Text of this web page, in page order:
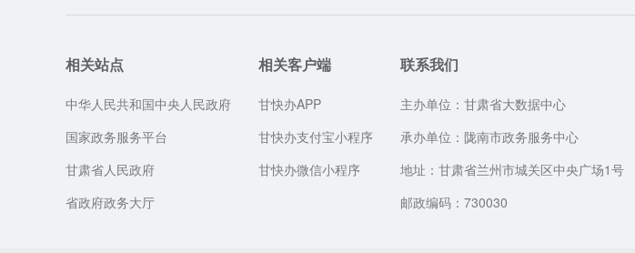
相关站点
中华人民共和国中央人民政府
国家政务服务平台
甘肃省人民政府
省政府政务大厅
相关客户端
甘快办APP
甘快办支付宝小程序
甘快办微信小程序
联系我们
主办单位：甘肃省大数据中心
承办单位：陇南市政务服务中心
地址：甘肃省兰州市城关区中央广场1号
邮政编码：730030